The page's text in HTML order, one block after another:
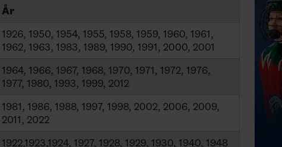
År
1926, 1950, 1954, 1955, 1958, 1959, 1960, 1961,
1962, 1963, 1983, 1989, 1990, 1991, 2000, 2001
1964, 1966, 1967, 1968, 1970, 1971, 1972, 1976,
1977, 1980, 1993, 1999, 2012
1981, 1986, 1988, 1997, 1998, 2002, 2006, 2009,
2011, 2022
1922,1923,1924, 1927, 1928, 1929, 1930, 1940, 1948